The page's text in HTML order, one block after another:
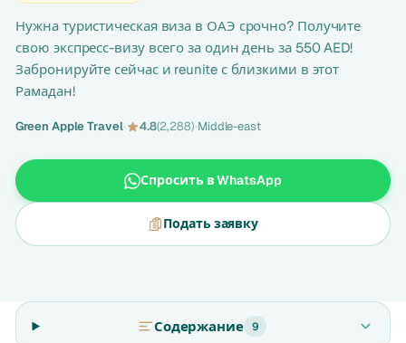
Нужна туристическая виза в ОАЭ срочно? Получите
свою экспресс-визу всего за один день за 550 AED!
Забронируйте сейчас и reunite с близкими в этот
Рамадан!
Green Apple Travel· 4.8(2,288)·Middle-east
Спросить в WhatsApp
Подать заявку
Содержание 9